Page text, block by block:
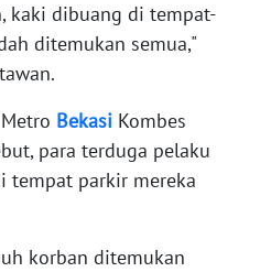
kaki dibuang di tempat-
ditemukan semua,"
Bekasi Kombes
para terduga pelaku
tempat parkir mereka
korban ditemukan